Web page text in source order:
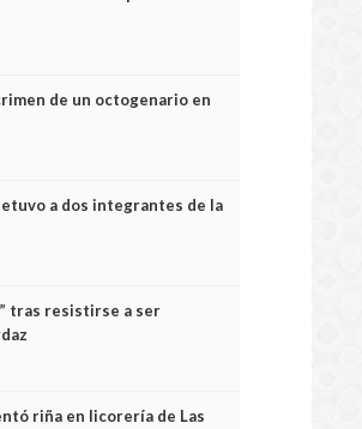
de un octogenario en
a dos integrantes de la
tras resistirse a ser
riña en licorería de Las